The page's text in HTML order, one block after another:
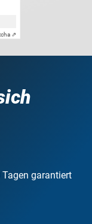
⇗
garantiert